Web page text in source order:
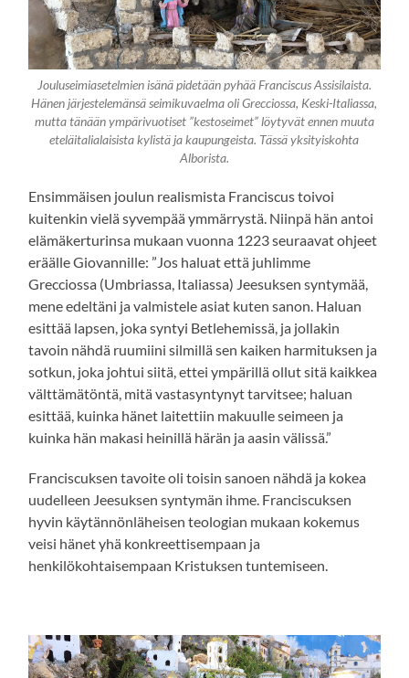
Jouluseimiasetelmien isänä pidetään pyhää Franciscus Assisilaista.
Hänen järjestelemänsä seimikuvaelma oli Grecciossa, Keski-Italiassa,
mutta tänään ympärivuotiset ”kestoseimet” löytyvät ennen muuta
eteläitalialaisista kylistä ja kaupungeista. Tässä yksityiskohta
Alborista.
Ensimmäisen joulun realismista Franciscus toivoi
kuitenkin vielä syvempää ymmärrystä. Niinpä hän antoi
elämäkerturinsa mukaan vuonna 1223 seuraavat ohjeet
eräälle Giovannille: ”Jos haluat että juhlimme
Grecciossa (Umbriassa, Italiassa) Jeesuksen syntymää,
mene edeltäni ja valmistele asiat kuten sanon. Haluan
esittää lapsen, joka syntyi Betlehemissä, ja jollakin
tavoin nähdä ruumiini silmillä sen kaiken harmituksen ja
sotkun, joka johtui siitä, ettei ympärillä ollut sitä kaikkea
välttämätöntä, mitä vastasyntynyt tarvitsee; haluan
esittää, kuinka hänet laitettiin makuulle seimeen ja
kuinka hän makasi heinillä härän ja aasin välissä.”
Franciscuksen tavoite oli toisin sanoen nähdä ja kokea
uudelleen Jeesuksen syntymän ihme. Franciscuksen
hyvin käytännönläheisen teologian mukaan kokemus
veisi hänet yhä konkreettisempaan ja
henkilökohtaisempaan Kristuksen tuntemiseen.